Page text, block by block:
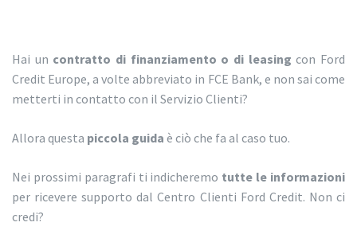
Hai un contratto di finanziamento o di leasingcon Ford
Credit Europe, a volte abbreviato in FCE Bank, e non sai come
metterti in contatto con il Servizio Clienti?
Allora questa piccola guida è ciò che fa al caso tuo.
Nei prossimi paragrafi ti indicheremo tutte le informazioni
per ricevere supporto dal Centro Clienti Ford Credit. Non ci
credi?